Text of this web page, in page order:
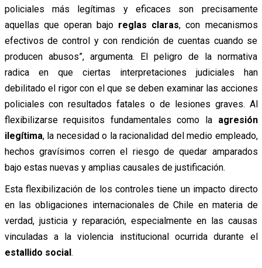
policiales más legítimas y eficaces son precisamente
aquellas que operan bajo reglas claras, con mecanismos
efectivos de control y con rendición de cuentas cuando se
producen abusos”, argumenta. El peligro de la normativa
radica en que ciertas interpretaciones judiciales han
debilitado el rigor con el que se deben examinar las acciones
policiales con resultados fatales o de lesiones graves. Al
flexibilizarse requisitos fundamentales como la agresión
ilegítima, la necesidad o la racionalidad del medio empleado,
hechos gravísimos corren el riesgo de quedar amparados
bajo estas nuevas y amplias causales de justificación.
Esta flexibilización de los controles tiene un impacto directo
en las obligaciones internacionales de Chile en materia de
verdad, justicia y reparación, especialmente en las causas
vinculadas a la violencia institucional ocurrida durante el
estallido social .